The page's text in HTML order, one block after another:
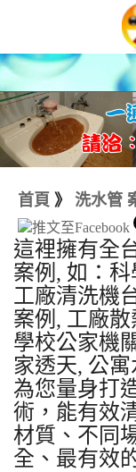
首頁 》 洗水管
這裡擁有全
案例, 如：
工廠清洗機
案例, 工廠
學校公家機
家透天, 公
為您量身打
術，能有效
材質、不同
全、最有效